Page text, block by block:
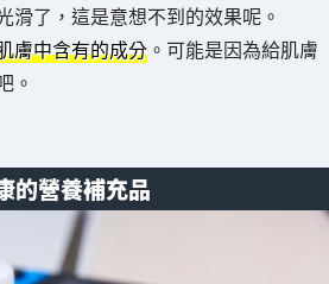
滑了，這是意想不到的效果呢。
膚中含有的成分 。可能是因為給肌膚
。
的營養補充品